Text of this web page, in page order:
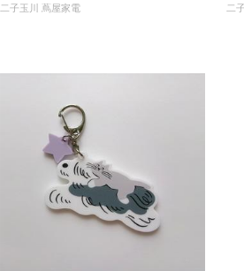
二子玉川 蔦屋家電 二